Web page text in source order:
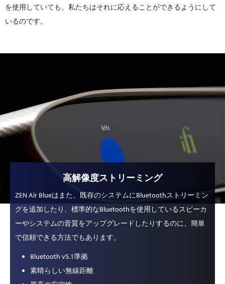
を使用していても、私たちはそれに応えることができるようにして
いるのです。
高解像度ストリーミング
ZEN Air Blueはまた、既存のシステムにBluetoothストリーミン
グを追加したり、標準的なBluetoothを使用しているスピーカ
ーやシステムの音質をアップグレードしたりするのに、簡単
で信頼できる方法でもあります。
Bluetooth v5.1準拠
素晴らしい無線距離